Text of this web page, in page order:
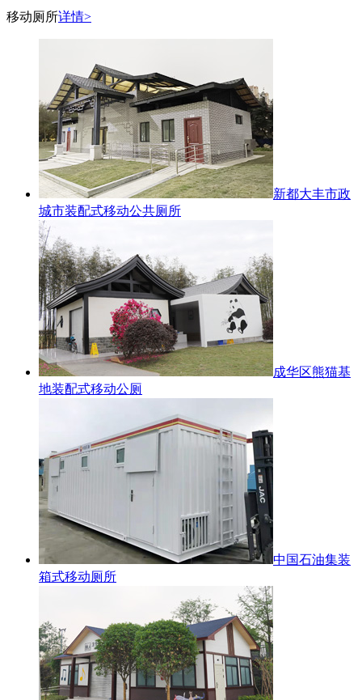
移动厕所详情>
新都大丰市政
城市装配式移动公共厕所
成华区熊猫基
地装配式移动公厕
中国石油集装
箱式移动厕所